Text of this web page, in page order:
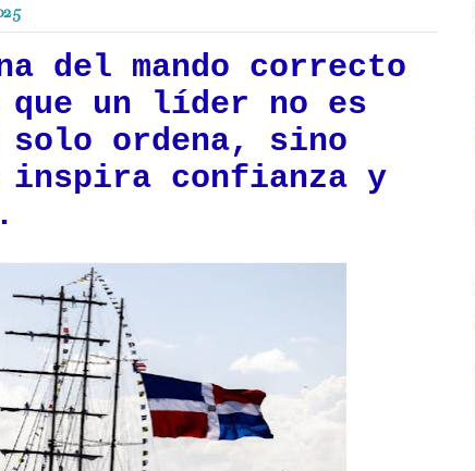
del mando correcto
que un líder no es
solo ordena, sino
inspira confianza y